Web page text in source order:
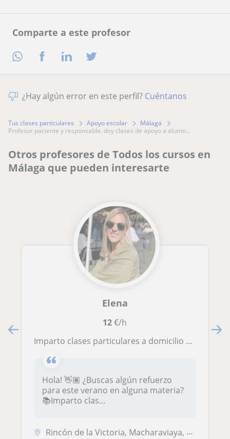
Comparte a este profesor
¿Hay algún error en este perfil? Cuéntanos
Tus clases particulares Apoyo escolar
Málaga
profesor paciente y responsable. doy clases de apoyo a alumn...
Otros profesores de Todos los cursos en
Málaga que pueden interesarte
Elena
12€/h
Imparto clases particulares a domicilio a alumnado escolarizado en Primaria y 1-2 de ESO de TODAS LAS MATERIAS. ¡Más de 7 años de experiencia!
Hola! 👋🏽 ¿Buscas algún refuerzo
para este verano en alguna materia?
📚Imparto clas...
Rincón de la Victoria, Macharaviaya, Moclinejo, Totalán, Málaga Capita...